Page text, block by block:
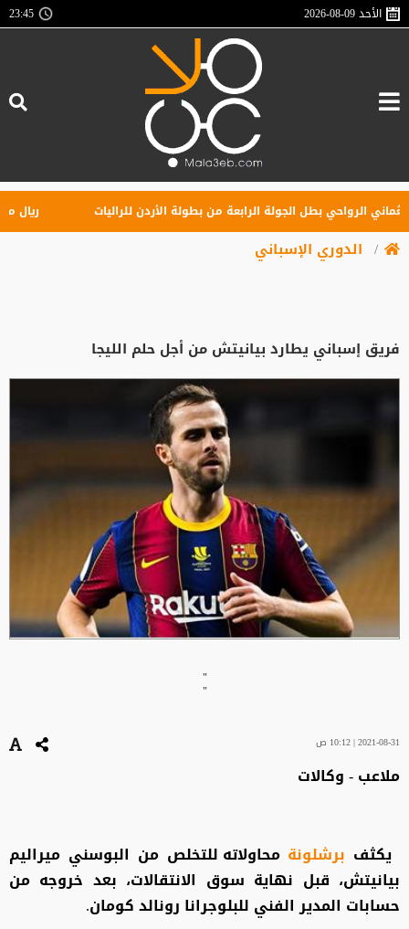
الأحد2026-08-09
23:45
الرواحي بطل الجولة الرابعة من بطولة الأردن للراليات ريال
الدوري الإسباني
فريق إسباني يطارد بيانيتش من أجل حلم الليجا
"
"
2021-08-31 | 10:12 ص
ملاعب - وكالات
يكثف برشلونةمحاولاته للتخلص من البوسني ميراليم
بيانيتش، قبل نهاية سوق الانتقالات، بعد خروجه من
حسابات المدير الفني للبلوجرانا رونالد كومان.